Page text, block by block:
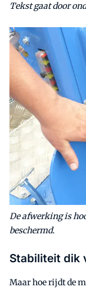
Tekst gaat door
De afwerking is
beschermd.
Stabiliteit dik
Maar hoe rijdt de